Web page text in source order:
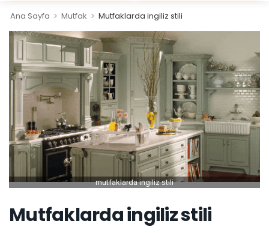
Ana Sayfa > Mutfak > Mutfaklarda ingiliz stili
mutfaklarda ingiliz stili
Mutfaklarda ingiliz stili